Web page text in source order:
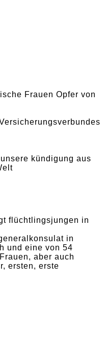
Frauen Opfer von
kündigung aus
flüchtlingsjungen in
in
und eine von 54
aber auch
ersten, erste